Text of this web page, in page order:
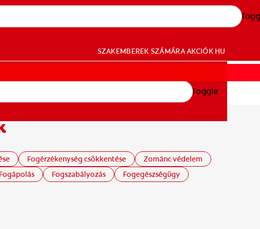
SZAKEMBEREK SZÁMÁRAAKCIÓK HU
Toggle
Fogérzékenység csökkentése
Zománc védelem
Fogápolás Fogszabályozás Fogegészségügy